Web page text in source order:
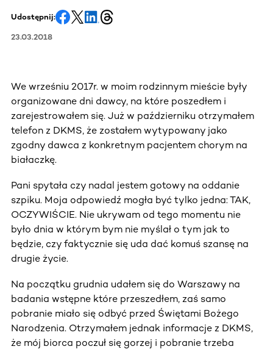
Udostępnij:
23.03.2018
We wrześniu 2017r. w moim rodzinnym mieście były
organizowane dni dawcy, na które poszedłem i
zarejestrowałem się. Już w październiku otrzymałem
telefon z DKMS, że zostałem wytypowany jako
zgodny dawca z konkretnym pacjentem chorym na
białaczkę.
Pani spytała czy nadal jestem gotowy na oddanie
szpiku. Moja odpowiedź mogła być tylko jedna: TAK,
OCZYWIŚCIE. Nie ukrywam od tego momentu nie
było dnia w którym bym nie myślał o tym jak to
będzie, czy faktycznie się uda dać komuś szansę na
drugie życie.
Na początku grudnia udałem się do Warszawy na
badania wstępne które przeszedłem, zaś samo
pobranie miało się odbyć przed Świętami Bożego
Narodzenia. Otrzymałem jednak informacje z DKMS,
że mój biorca poczuł się gorzej i pobranie trzeba